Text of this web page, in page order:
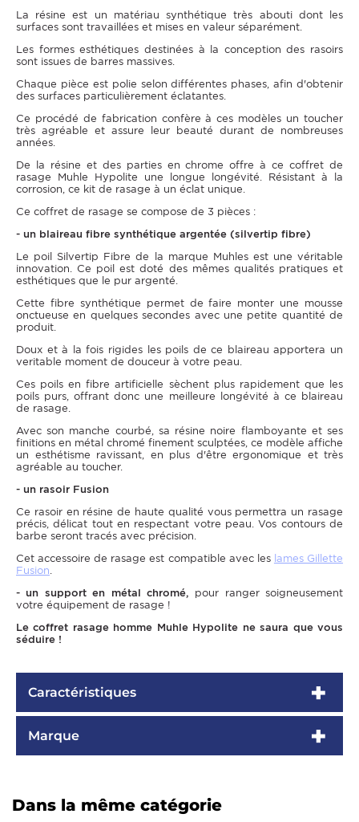
La résine est un matériau synthétique très abouti dont les
surfaces sont travaillées et mises en valeur séparément.
Les formes esthétiques destinées à la conception des rasoirs
sont issues de barres massives.
Chaque pièce est polie selon différentes phases, afin d'obtenir
des surfaces particulièrement éclatantes.
Ce procédé de fabrication confère à ces modèles un toucher
très agréable et assure leur beauté durant de nombreuses
années.
De la résine et des parties en chrome offre à ce coffret de
rasage Muhle Hypolite une longue longévité. Résistant à la
corrosion, ce kit de rasage à un éclat unique.
Ce coffret de rasage se compose de 3 pièces :
- un blaireau fibre synthétique argentée (silvertip fibre)
Le poil Silvertip Fibre de la marque Muhles est une véritable
innovation. Ce poil est doté des mêmes qualités pratiques et
esthétiques que le pur argenté.
Cette fibre synthétique permet de faire monter une mousse
onctueuse en quelques secondes avec une petite quantité de
produit.
Doux et à la fois rigides les poils de ce blaireau apportera un
veritable moment de douceur à votre peau.
Ces poils en fibre artificielle sèchent plus rapidement que les
poils purs, offrant donc une meilleure longévité à ce blaireau
de rasage.
Avec son manche courbé, sa résine noire flamboyante et ses
finitions en métal chromé finement sculptées, ce modèle affiche
un esthétisme ravissant, en plus d'être ergonomique et très
agréable au toucher.
- un rasoir Fusion
Ce rasoir en résine de haute qualité vous permettra un rasage
précis, délicat tout en respectant votre peau. Vos contours de
barbe seront tracés avec précision.
Cet accessoire de rasage est compatible avec les lames Gillette
Fusion.
- un support en métal chromé, pour ranger soigneusement
votre équipement de rasage !
Le coffret rasage homme Muhle Hypolite ne saura que vous
séduire !
Caractéristiques
Marque
Dans la même catégorie